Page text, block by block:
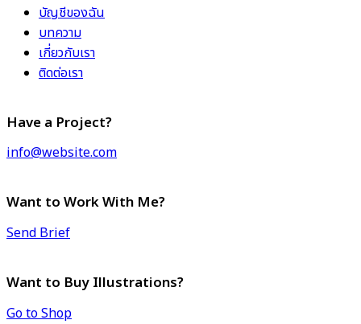
บัญชีของฉัน
บทความ
เกี่ยวกับเรา
ติดต่อเรา
Have a Project?
info@website.com
Want to Work With Me?
Send Brief
Want to Buy Illustrations?
Go to Shop